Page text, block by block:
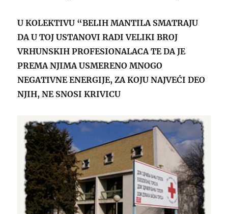
U KOLEKTIVU “BELIH MANTILA SMATRAJU
DA U TOJ USTANOVI RADI VELIKI BROJ
VRHUNSKIH PROFESIONALACA TE DA JE
PREMA NJIMA USMERENO MNOGO
NEGATIVNE ENERGIJE, ZA KOJU NAJVEĆI DEO
NJIH, NE SNOSI KRIVICU